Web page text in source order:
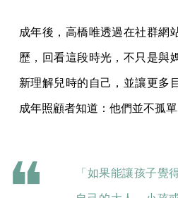
成年後，高橋唯透過在社群網
歷，回看這段時光，不只是與
新理解兒時的自己，並讓更多
成年照顧者知道：他們並不孤單
「如果能讓孩子覺